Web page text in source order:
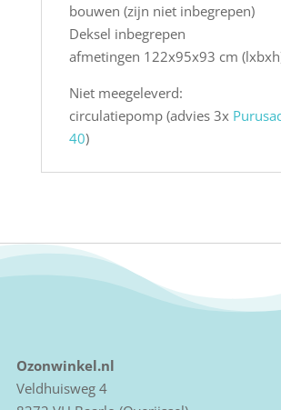
bouwen (zijn niet inbegrepen)
Deksel inbegrepen
afmetingen 122x95x93 cm
Niet meegeleverd:
circulatiepomp (advies 3x
40)
Ozonwinkel.nl
Veldhuisweg 4